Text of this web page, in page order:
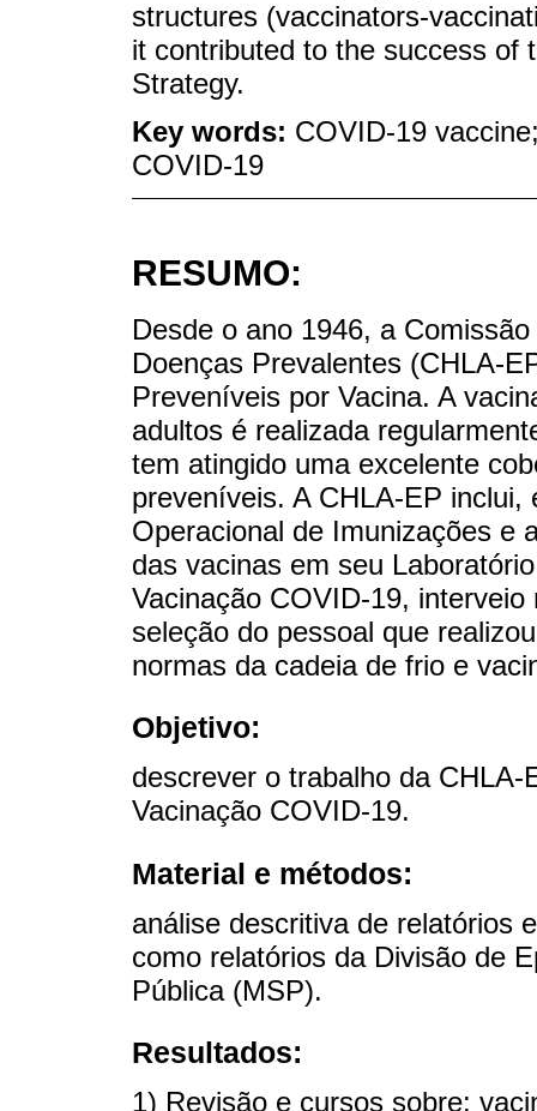
structures (vaccinators-
it contributed to the success of
Strategy.
Key words: COVID-19
COVID-19
RESUMO:
Desde o ano 1946, a
Doenças Prevalentes (CHLA-
Preveníveis por Vacina. A
adultos é realizada
tem atingido uma excelente
preveníveis. A CHLA-EP
Operacional de Imunizações e
das vacinas em seu
Vacinação COVID-19,
seleção do pessoal que
normas da cadeia de frio e
Objetivo:
descrever o trabalho da
Vacinação COVID-19.
Material e métodos:
análise descritiva de relatórios
como relatórios da Divisão de
Pública (MSP).
Resultados:
1) Revisão e cursos sobre: